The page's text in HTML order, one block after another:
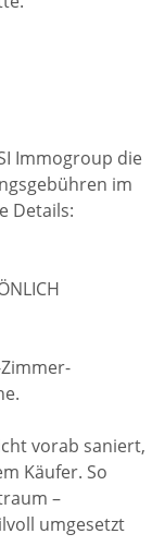
Immogroup die
im
Details:
vorab saniert,
Käufer. So
–
umgesetzt